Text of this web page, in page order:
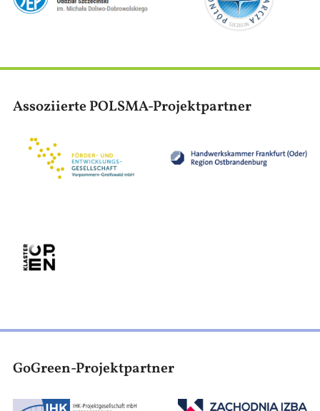
Assoziierte POLSMA-Projektpartner
GoGreen-Projektpartner
Obraz Obraz